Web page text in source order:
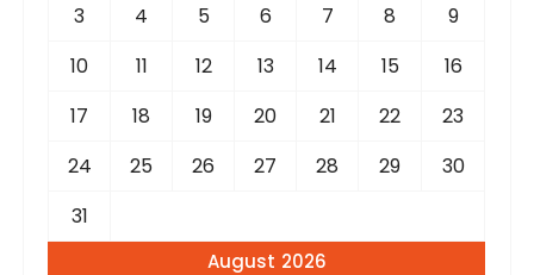
August 2026
3
4 5 6 7 8
9
10
11 12 13 14 15
16
17
18 19 20 21 22
23
24
25 26 27 28 29
30
31